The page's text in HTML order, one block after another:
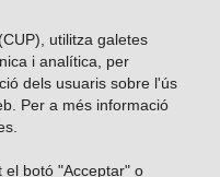
utilitza galetes
i analítica, per
dels usuaris sobre l'ús
Per a més informació
el botó "Acceptar" o